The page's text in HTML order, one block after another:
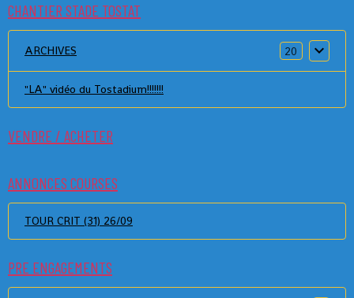
CHANTIER STADE TOSTAT
ARCHIVES 20
"LA" vidéo du Tostadium!!!!!!!
VENDRE / ACHETER
ANNONCES COURSES
TOUR CRIT (31) 26/09
PRE ENGAGEMENTS